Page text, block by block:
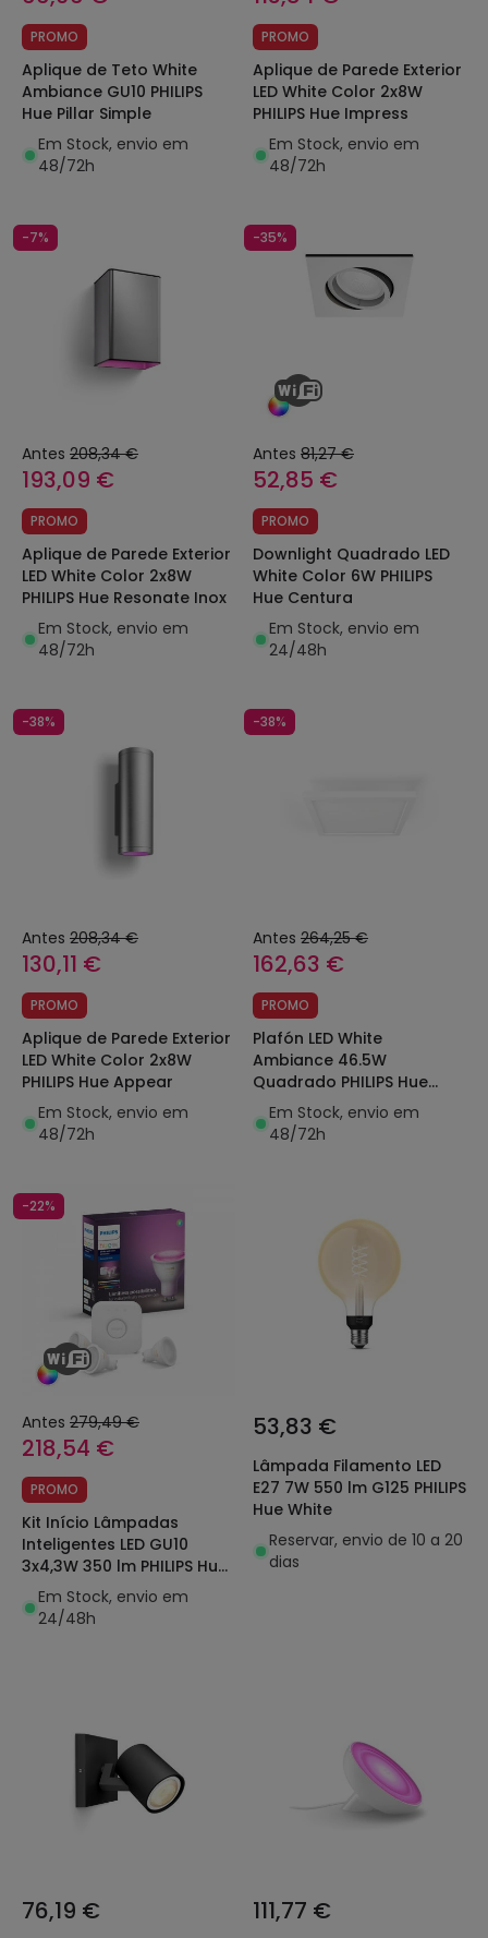
PROMO
Aplique de Teto White
Ambiance GU10 PHILIPS
Hue Pillar Simple
Em Stock, envio em
48/72h
PROMO
Aplique de Parede Exterior
LED White Color 2x8W
PHILIPS Hue Impress
Em Stock, envio em
48/72h
-7%
Antes 208,34 €
193,09 €
PROMO
Aplique de Parede Exterior
LED White Color 2x8W
PHILIPS Hue Resonate Inox
Em Stock, envio em
48/72h
-35%
Antes 81,27 €
52,85 €
PROMO
Downlight Quadrado LED
White Color 6W PHILIPS
Hue Centura
Em Stock, envio em
24/48h
-38%
Antes 208,34 €
130,11 €
PROMO
Aplique de Parede Exterior
LED White Color 2x8W
PHILIPS Hue Appear
Em Stock, envio em
48/72h
-38%
Antes 264,25 €
162,63 €
PROMO
Plafón LED White
Ambiance 46.5W
Quadrado PHILIPS Hue
Aurelle
Em Stock, envio em
48/72h
-22%
Antes 279,49 €
218,54 €
PROMO
Kit Início Lâmpadas
Inteligentes LED GU10
3x4,3W 350 lm PHILIPS Hue
White Color
Em Stock, envio em
24/48h
53,83 €
Lâmpada Filamento LED
E27 7W 550 lm G125 PHILIPS
Hue White
Reservar, envio de 10 a 20
dias
76,19 € 111,77 €